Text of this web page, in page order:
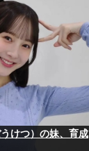
けつ）の妹、育成